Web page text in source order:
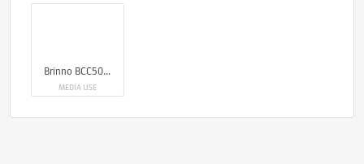
Brinno BCC5000 4K Construction Camera Bundle
MEDIA USE